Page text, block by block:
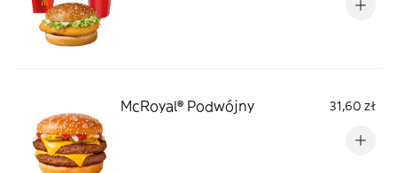
McRoyal® Podwójny 31,60 zł